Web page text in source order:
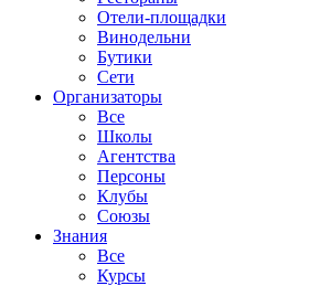
Отели-площадки
Винодельни
Бутики
Сети
Организаторы
Все
Школы
Агентства
Персоны
Клубы
Союзы
Знания
Все
Курсы